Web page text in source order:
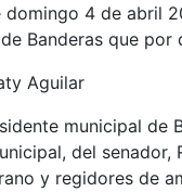
domingo 4 de abril
de Banderas que
Aguilar
municipal de
del
y regidores de